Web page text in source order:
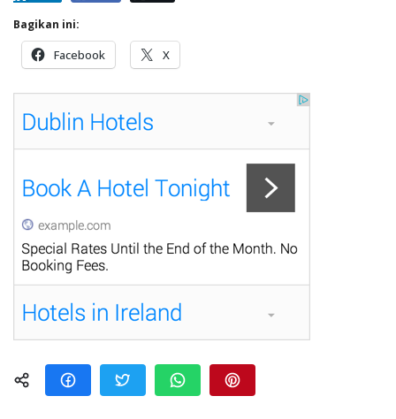
Bagikan ini:
Facebook X